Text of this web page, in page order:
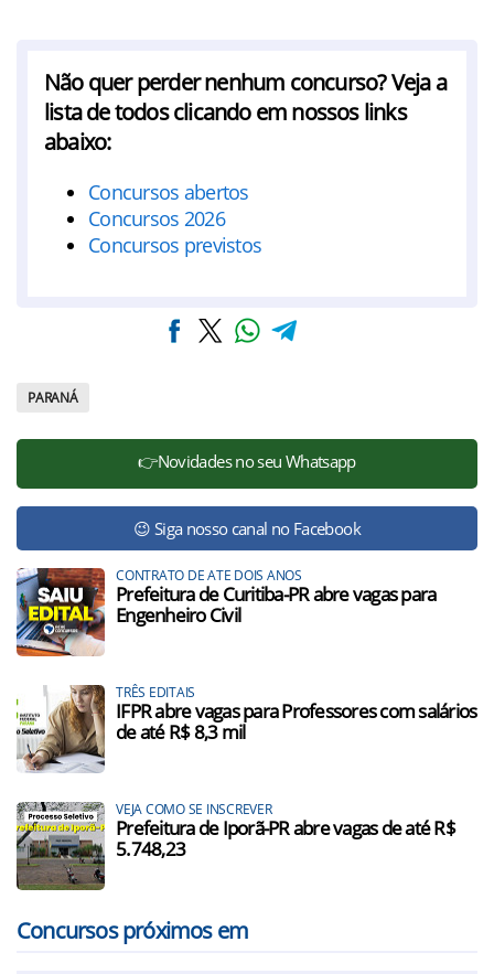
Não quer perder nenhum concurso? Veja a
lista de todos clicando em nossos links
abaixo:
Concursos abertos
Concursos 2026
Concursos previstos
PARANÁ
👉Novidades no seu Whatsapp
😉 Siga nosso canal no Facebook
CONTRATO DE ATE DOIS ANOS
Prefeitura de Curitiba-PR abre vagas para
Engenheiro Civil
TRÊS EDITAIS
IFPR abre vagas para Professores com salários
de até R$ 8,3 mil
VEJA COMO SE INSCREVER
Prefeitura de Iporã-PR abre vagas de até R$
5.748,23
Concursos próximos em